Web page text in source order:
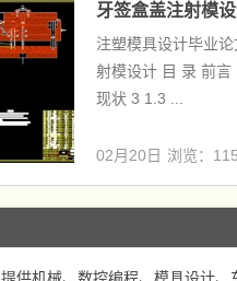
牙签盒盖注射模
注塑模具设计毕业
射模设计 目 录 前
现状 3 1.3 ...
02月20日 浏览：